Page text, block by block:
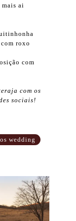
, mais ai
roxo
com
com os
sociais!
wedding